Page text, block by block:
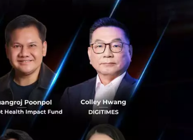
งจาก AI
ป็นสิ่งที่
ะกาศถึง
เข้ากับ
รณ์ได้โดย
กับ BCI